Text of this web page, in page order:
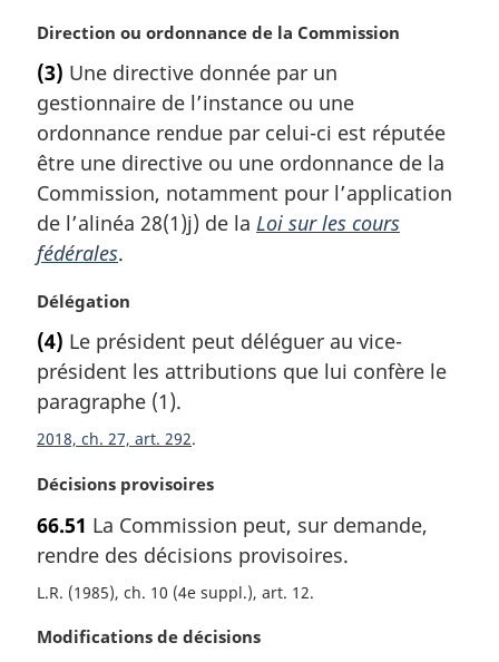
N
t
e
m
a
g
i
n
l
:
Direction ou ordonnance de la Commission
(3) Une directive donnée par un
gestionnaire de l’instance ou une
ordonnance rendue par celui-ci est réputée
être une directive ou une ordonnance de la
Commission, notamment pour l’application
de l’alinéa 28(1)j) de la Loi sur les cours
fédérales.
N
t
e
m
r
i
n
l
e
Délégation
(4) Le président peut déléguer au vice-
président les attributions que lui confère le
paragraphe (1).
2018, ch. 27, art. 292
N
t
e
m
r
Décisions provisoires
66.51 La Commission peut, sur demande,
rendre des décisions provisoires.
L.R. (1985), ch. 10 (4e suppl.), art. 12
N
Modifications de décisions